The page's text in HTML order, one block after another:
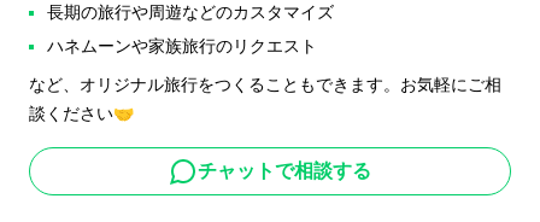
長期の旅行や周遊などのカスタマイズ
ハネムーンや家族旅行のリクエスト
など、オリジナル旅行をつくることもできます。お気軽にご相
談ください🤝
チャットで相談する